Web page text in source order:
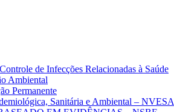
de Infecções Relacionadas à Saúde
Ambiental
Permanente
Sanitária e Ambiental – NVESA